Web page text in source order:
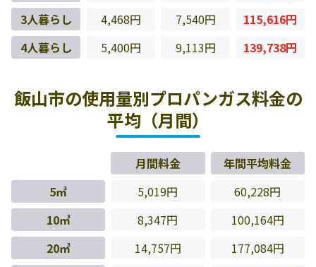
3人暮らし
4,468円 7,540円
115,616円
4人暮らし
5,400円 9,113円 139,738円
飯山市の使用量別プロパンガス料金の
平均（月間）
月間料金
年間平均料金
5㎥
5,019円
60,228円
10㎥
8,347円
100,164円
20㎥
14,757円
177,084円